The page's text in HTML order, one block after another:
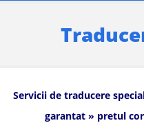
Servicii de traducere
garantat » pretul